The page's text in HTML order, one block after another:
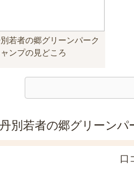
若者の郷グリーンパーク
ンプの見どころ
別若者の郷グリーンパ
口